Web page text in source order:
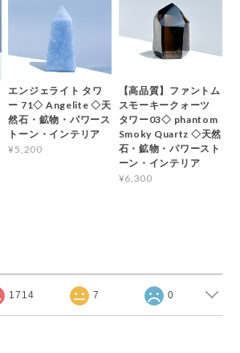
エンジェライト タワ
ー 71◇ Angelite ◇天
然石・鉱物・パワース
トーン・インテリア
¥5,200
【高品質】ファントム
スモーキークォーツ
タワー03◇ phantom
Smoky Quartz ◇天然
石・鉱物・パワースト
ーン・インテリア
¥6,300
1714 7 0